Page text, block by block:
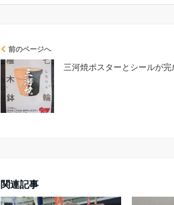
前のページへ
三河焼ポスターとシールが完
関連記事